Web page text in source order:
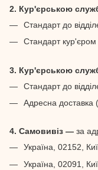
2. Кур'єрською
Стандарт до
Стандарт
3. Кур'єрською
Стандарт до
Адресна доставка
4. Самовивіз — за
Україна, 02152,
Україна, 02091,